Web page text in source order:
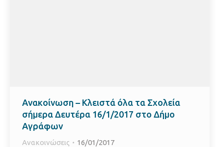
Ανακοίνωση – Κλειστά όλα τα Σχολεία
σήμερα Δευτέρα 16/1/2017 στο Δήμο
Αγράφων
Ανακοινώσεις
16/01/2017